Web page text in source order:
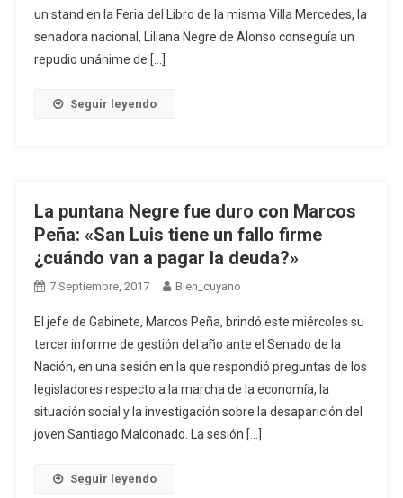
un stand en la Feria del Libro de la misma Villa Mercedes, la
senadora nacional, Liliana Negre de Alonso conseguía un
repudio unánime de […]
Seguir leyendo
La puntana Negre fue duro con Marcos
Peña: «San Luis tiene un fallo firme
¿cuándo van a pagar la deuda?»
7 Septiembre, 2017 Bien_cuyano
El jefe de Gabinete, Marcos Peña, brindó este miércoles su
tercer informe de gestión del año ante el Senado de la
Nación, en una sesión en la que respondió preguntas de los
legisladores respecto a la marcha de la economía, la
situación social y la investigación sobre la desaparición del
joven Santiago Maldonado. La sesión […]
Seguir leyendo